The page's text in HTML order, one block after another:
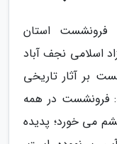
فرونشست استان
اسلامی نجف آباد
بر آثار تاریخی
فرونشست در همه
می خورد؛ پدیده